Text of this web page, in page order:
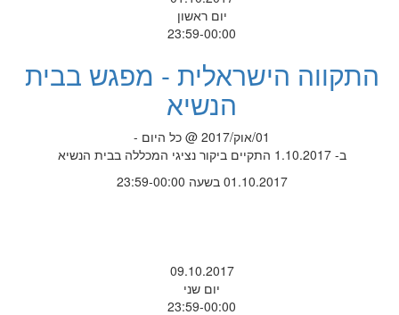
יום ראשון
23:59-00:00
התקווה הישראלית - מפגש בבית
הנשיא
01/אוק/2017 @ כל היום -
ב- 1.10.2017 התקיים ביקור נציגי המכללה בבית הנשיא
01.10.2017 בשעה 23:59-00:00
09.10.2017
יום שני
23:59-00:00